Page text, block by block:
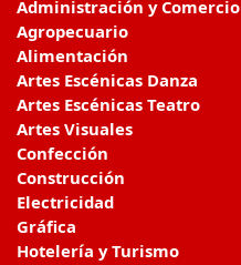
Administración y Comercio
Agropecuario
Alimentación
Artes Escénicas Danza
Artes Escénicas Teatro
Artes Visuales
Confección
Construcción
Electricidad
Gráfica
Hotelería y Turismo